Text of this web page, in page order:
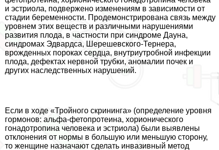
и эстриола, подвержено изменениям в зависимости от
стадии беременности. Продемонстрирована связь между
уровнем этих веществ и различными нарушениями
развития плода, в частности при синдроме Дayна,
синдромах Эдвардса, Шерешевского-Тернера,
врожденных пороках сердца, внутриутробной инфекции
плода, дефектах нервной трубки, аномалии почек и
других наследственных нарушений.
Если в ходе «Тройного скрининга» (определение уровня
гормонов: альфа-фетопротеина, хорионического
гонадотропина человека и эстриола) были выявлены
отклонения от нормы в большую или меньшую сторону,
то женщине назначают сделать инвазивный метод